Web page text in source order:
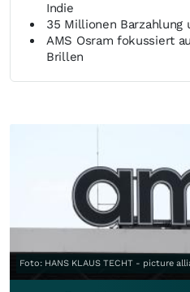
Indie
35 Millionen Barzahlung
AMS Osram fokussiert
Brillen
Foto: HANS KLAUS TECHT - picture